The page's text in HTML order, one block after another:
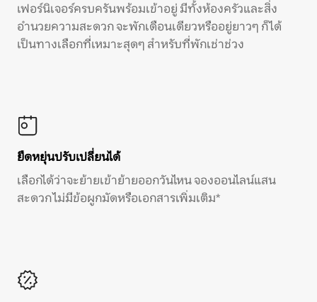
เฟอร์นิเจอร์ครบครันพร้อมเข้าอยู่ มีทั้งห้องครัวและสิ่ง
อำนวยความสะดวก จะพักเดือนเดียวหรืออยู่ยาวๆ ก็ได้
เป็นทางเลือกที่เหมาะสุดๆ สำหรับที่พักเช่าช่วง
ยืดหยุ่นปรับเปลี่ยนได้
เลือกได้ว่าจะย้ายเข้าย้ายออกวันไหน จองออนไลน์แสน
สะดวก ไม่มีข้อผูกมัดหรือเอกสารเพิ่มเติม*